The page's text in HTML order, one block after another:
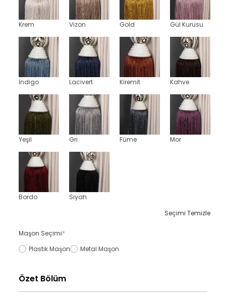
Krem Vizon Gold Gül Kurusu
İndigo Lacivert Kiremit Kahve
Yeşil Gri Füme Mor
Bordo
Siyah
Seçimi Temizle
Maşon Seçimi*
Plastik Maşon
Metal Maşon
Özet Bölüm